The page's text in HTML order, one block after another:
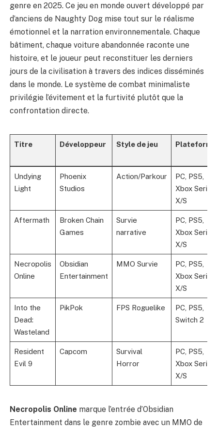
genre en 2025. Ce jeu en monde ouvert développé par
d’anciens de Naughty Dog mise tout sur le réalisme
émotionnel et la narration environnementale. Chaque
bâtiment, chaque voiture abandonnée raconte une
histoire, et le joueur peut reconstituer les derniers
jours de la civilisation à travers des indices disséminés
dans le monde. Le système de combat minimaliste
privilégie l’évitement et la furtivité plutôt que la
confrontation directe.
Titre Développeur Style de jeu
Undying
Light
Phoenix
Studios
Action/Parkour
PC, PS5,
Xbox Series
X/S
Aftermath
Broken Chain
Games
Survie
narrative
PC, PS5,
Xbox Series
X/S
Necropolis
Online
Obsidian
Entertainment
MMO Survie
PC, PS5,
Xbox Series
X/S
Into the
Dead:
Wasteland
PikPok FPS Roguelike
PC, PS5,
Switch 2
Resident
Evil 9
Capcom
Survival
Horror
PC, PS5,
Xbox Series
X/S
Necropolis Online marque l’entrée d’Obsidian
Entertainment dans le genre zombie avec un MMO de